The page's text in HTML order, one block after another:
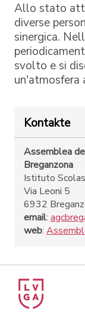
Allo stato
diverse
sinergica.
svolto e si
un'atmosfera
Kontakte
Assemblea
Breganzona
Istituto
Via Leoni 5
6932
email:
web: